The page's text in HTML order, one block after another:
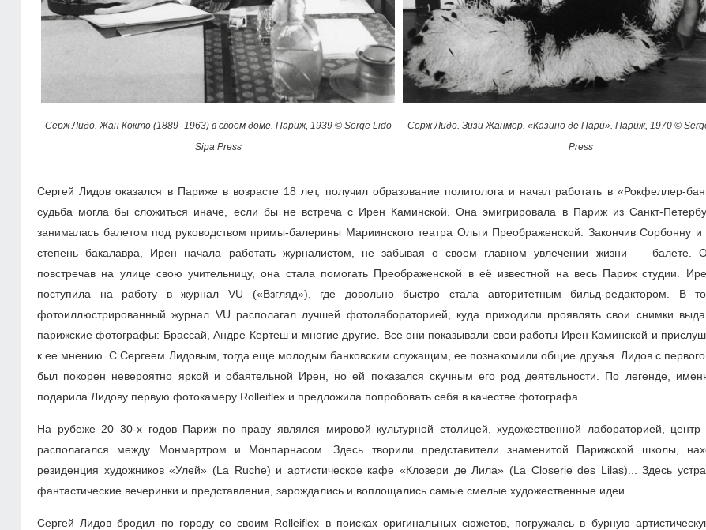
Серж Лидо. Жан Кокто (1889–1963)в своем доме. Париж, 1939 © Serge Lido
Sipa Press
Серж Лидо. Зизи Жанмер. «Казино де Пари». Париж, 1970 ©
Press
Сергей Лидов оказался в Париже в возрасте 18 лет, получил образование политолога и начал работать в «Рокфеллер-
судьба могла бы сложиться иначе, если бы не встреча с Ирен Каминской. Она эмигрировала в Париж из Санкт-
занималась балетом под руководством примы-балерины Мариинского театра Ольги Преображенской. Закончив Сорбонну и
степень бакалавра, Ирен начала работать журналистом, не забывая о своем главном увлечении жизни — балете.
повстречав на улице свою учительницу, она стала помогать Преображенской в её известной на весь Париж студии.
поступила на работу в журнал VU («Взгляд»), где довольно быстро стала авторитетным бильд-редактором. В
фотоиллюстрированный журнал VU располагал лучшей фотолабораторией, куда приходили проявлять свои снимки
парижские фотографы: Брассай, Андре Кертеш и многие другие. Все они показывали свои работы Ирен Каминской и
к ее мнению. С Сергеем Лидовым, тогда еще молодым банковским служащим, ее познакомили общие друзья. Лидов с первого
был покорен невероятно яркой и обаятельной Ирен, но ей показался скучным его род деятельности. По легенде,
подарила Лидову первую фотокамеру Rolleiflex и предложила попробовать себя в качестве фотографа.
На рубеже 20–30-х годов Париж по праву являлся мировой культурной столицей, художественной лабораторией, центр
располагался между Монмартром и Монпарнасом. Здесь творили представители знаменитой Парижской школы,
резиденция художников «Улей» (La Ruche) и артистическое кафе «Клозери де Лила» (La Closerie des Lilas)... Здесь
фантастические вечеринки и представления, зарождались и воплощались самые смелые художественные идеи.
Сергей Лидов бродил по городу со своим Rolleiflex в поисках оригинальных сюжетов, погружаясь в бурную